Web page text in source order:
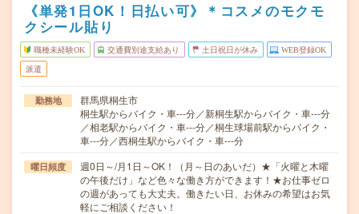
《単発1日OK！日払い可》＊コスメのモクモ
クシール貼り
職種未経験OK 交通費別途支給あり 土日祝日が休み WEB登録OK
派遣
勤務地
群馬県桐生市
桐生駅からバイク・車---分／新桐生駅からバイク・車---分
／相老駅からバイク・車---分／桐生球場前駅からバイク・
車---分／西桐生駅からバイク・車---分
曜日頻度
週0日～/月1日～OK！（月～日のあいだ）★「火曜と木曜
の午後だけ」など色々な働き方ができます！★お仕事ゼロ
の週があっても大丈夫。働きたい日、お休みの希望はお気
軽にご相談ください！